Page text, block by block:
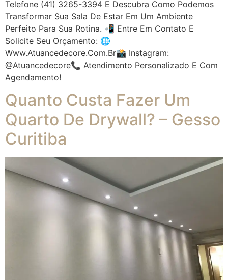
Telefone (41) 3265-3394 E Descubra Como Podemos
Transformar Sua Sala De Estar Em Um Ambiente
Perfeito Para Sua Rotina. 📲 Entre Em Contato E
Solicite Seu Orçamento: 🌐
Www.atuancedecore.com.br📸 Instagram:
@atuancedecore📞 Atendimento Personalizado E Com
Agendamento!
Quanto Custa Fazer Um
Quarto De Drywall? – Gesso
Curitiba